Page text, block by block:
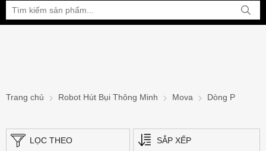
Bạn đang xem tại:
Trang chủ Robot Hút Bụi Thông Minh Mova Dòng P
LỌC THEO SẮP XẾP